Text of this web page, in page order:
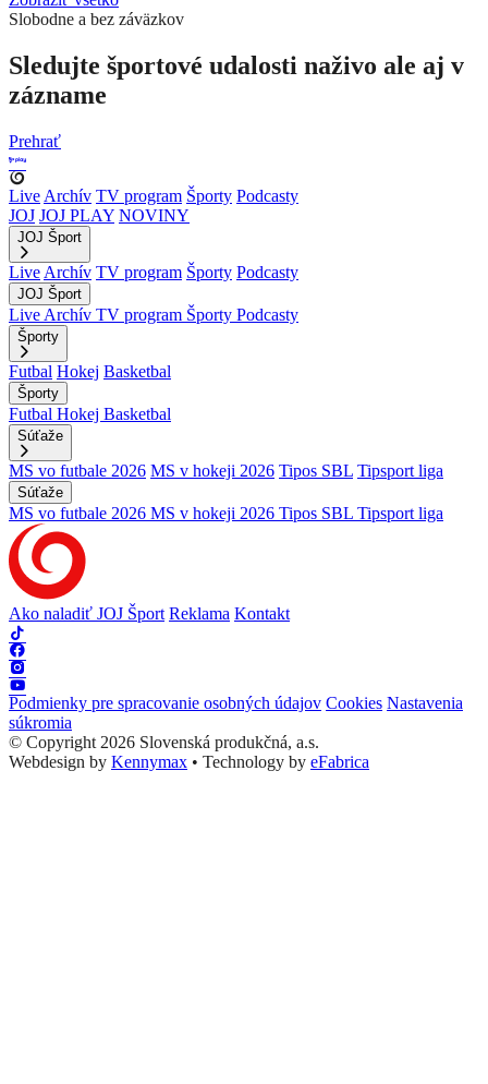
Slobodne a bez záväzkov
Sledujte športové udalosti naživo ale aj v
zázname
Prehrať
Live Archív TV program Športy Podcasty
JOJ JOJ PLAY NOVINY
JOJ Šport
Live Archív TV program Športy Podcasty
JOJ Šport
Live Archív TV program Športy Podcasty
Športy
Futbal Hokej Basketbal
Športy
Futbal Hokej Basketbal
Súťaže
MS vo futbale 2026 MS v hokeji 2026 Tipos SBL Tipsport liga
Súťaže
MS vo futbale 2026 MS v hokeji 2026 Tipos SBL Tipsport liga
Ako naladiť JOJ Šport Reklama Kontakt
Podmienky pre spracovanie osobných údajov Cookies Nastavenia
súkromia
© Copyright 2026 Slovenská produkčná, a.s.
Webdesign by Kennymax • Technology by eFabrica